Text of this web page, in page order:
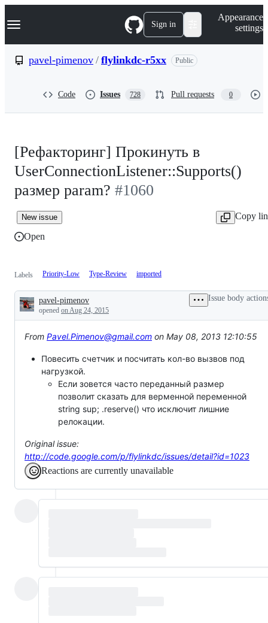
k
p
Navigation Menu Sign in
Appearance
settings
pavel-pimenov / flylinkdc-r5xx Public
Code Issues 728 Pull requests 0
[Рефакторинг] Прокинуть в
UserConnectionListener::Supports()
размер param? #1060
New issue
Copy
Open
Labels Priority-Low Type-Review imported
Description
pavel-pimenov
opened on Aug 24, 2015
Issue body
From Pavel.Pimenov@gmail.com on May 08, 2013 12:10:55
Повесить счетчик и посчитать кол-во вызвов под
нагрузкой.
Если зовется часто переданный размер
позволит сказать для верменной переменной
string sup; .reserve() что исключит лишние
релокации.
Original issue:
http://code.google.com/p/flylinkdc/issues/detail?id=1023
Reactions are currently unavailable